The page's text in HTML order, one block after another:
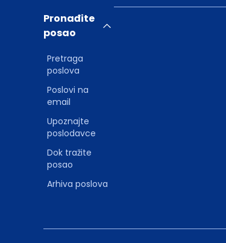
Pronađite
posao
Pretraga
poslova
Poslovi na
email
Upoznajte
poslodavce
Dok tražite
posao
Arhiva poslova